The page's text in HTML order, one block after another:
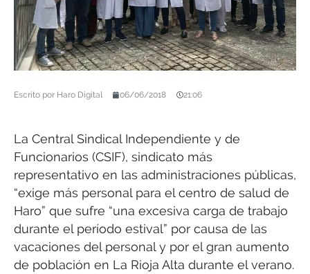
Escrito por Haro Digital 06/06/2018 21:06
La Central Sindical Independiente y de
Funcionarios (CSIF), sindicato más
representativo en las administraciones públicas,
“exige más personal para el centro de salud de
Haro” que sufre “una excesiva carga de trabajo
durante el período estival” por causa de las
vacaciones del personal y por el gran aumento
de población en La Rioja Alta durante el verano.